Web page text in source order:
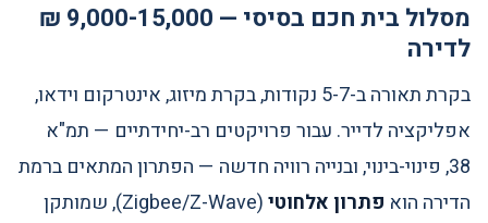
מסלול בית חכם בסיסי — 9,000-15,000 ₪
לדירה
בקרת תאורה ב-5-7 נקודות, בקרת מיזוג, אינטרקום וידאו,
אפליקציה לדייר. עבור פרויקטים רב-יחידתיים — תמ"א
38, פינוי-בינוי, ובנייה רוויה חדשה — הפתרון המתאים ברמת
הדירה הוא פתרון אלחוטי
(Zigbee/Z-Wave), שמותקן